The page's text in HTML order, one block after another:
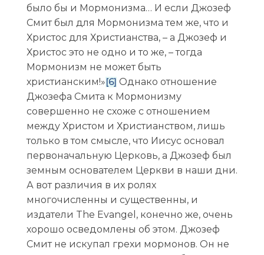
было бы и Мормонизма… И если Джозеф
Смит был для Мормонизма тем же, что и
Христос для Христианства, – а Джозеф и
Христос это не одно и то же, – тогда
Мормонизм не может быть
христианским!»[6] Однако отношение
Джозефа Смита к Мормонизму
совершенно не схоже с отношением
между Христом и Христианством, лишь
только в том смысле, что Иисус основал
первоначальную Церковь, а Джозеф был
земным основателем Церкви в наши дни.
А вот различия в их ролях
многочисленны и существенны, и
издатели The Evangel, конечно же, очень
хорошо осведомлены об этом. Джозеф
Смит не искупал грехи мормонов. Он не